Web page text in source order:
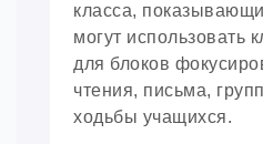
класса,
могут использовать
для блоков
чтения, письма,
ходьбы учащихся.